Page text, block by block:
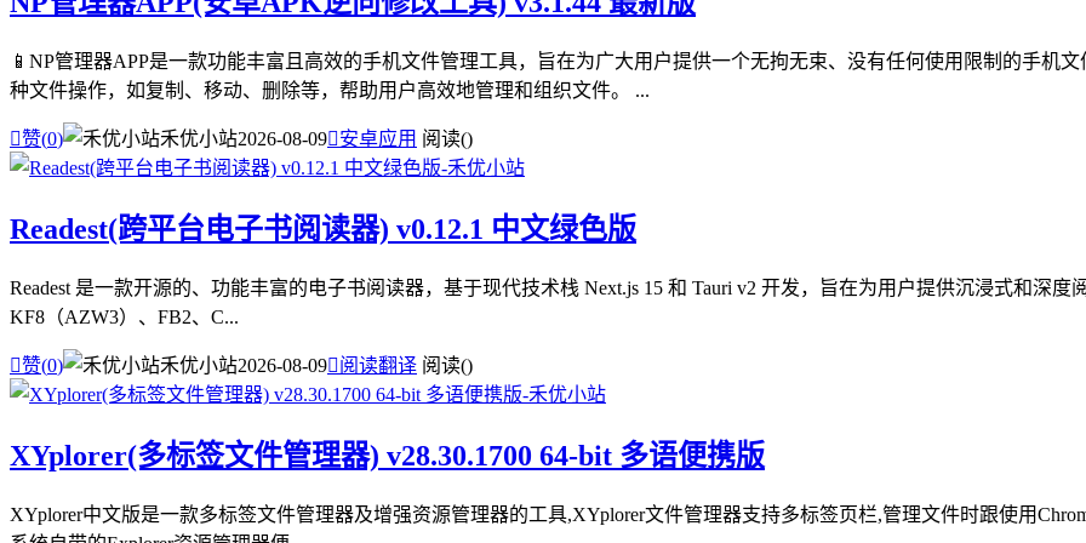
📱NP管理器APP是一款功能丰富且高效的手机文件管理工具，旨在为广大用户提供一个无拘无束、没有任何使用限制的手机
种文件操作，如复制、移动、删除等，帮助用户高效地管理和组织文件。 ...
赞(0) 禾优小站2026-08-09安卓应用 阅读()
Readest(跨平台电子书阅读器) v0.12.1 中文绿色版
Readest 是一款开源的、功能丰富的电子书阅读器，基于现代技术栈 Next.js 15 和 Tauri v2 开发，旨在为用户提供沉浸式和深
KF8（AZW3）、FB2、C...
赞(0) 禾优小站2026-08-09阅读翻译 阅读()
XYplorer(多标签文件管理器) v28.30.1700 64-bit 多语便携版
XYplorer中文版是一款多标签文件管理器及增强资源管理器的工具,XYplorer文件管理器支持多标签页栏,管理文件时跟使用